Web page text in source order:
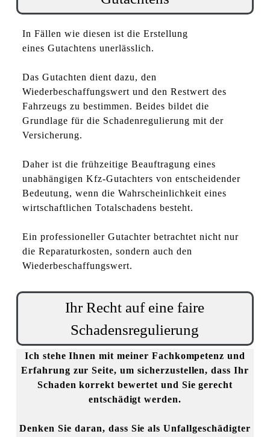
In Fällen wie diesen ist die Erstellung
eines Gutachtens unerlässlich.
Das Gutachten dient dazu, den
Wiederbeschaffungswert und den Restwert des
Fahrzeugs zu bestimmen. Beides bildet die
Grundlage für die Schadenregulierung mit der
Versicherung.
Daher ist die frühzeitige Beauftragung eines
unabhängigen Kfz-Gutachters von entscheidender
Bedeutung, wenn die Wahrscheinlichkeit eines
wirtschaftlichen Totalschadens besteht.
Ein professioneller Gutachter betrachtet nicht nur
die Reparaturkosten, sondern auch den
Wiederbeschaffungswert.
Ihr Recht auf eine faire
Schadensregulierung
Ich stehe Ihnen mit meiner Fachkompetenz und
Erfahrung zur Seite, um sicherzustellen, dass Ihr
Schaden korrekt bewertet und Sie gerecht
entschädigt werden.
Denken Sie daran, dass Sie als Unfallgeschädigter